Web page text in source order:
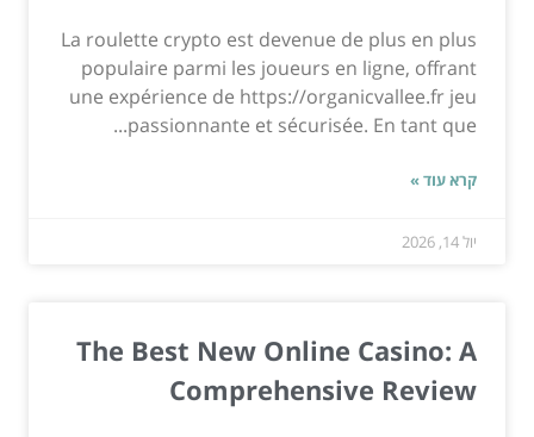
La roulette crypto est devenue de plus en plus
populaire parmi les joueurs en ligne, offrant
une expérience de https://organicvallee.fr jeu
passionnante et sécurisée. En tant que...
קרא עוד »
יול 14, 2026
The Best New Online Casino: A
Comprehensive Review